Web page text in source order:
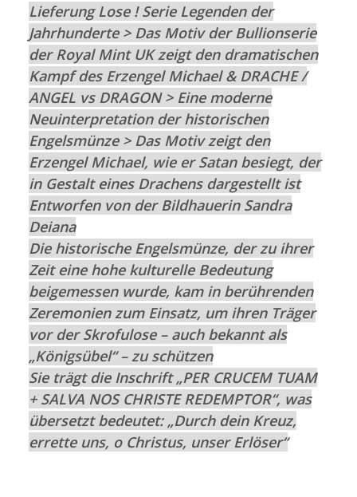
Lieferung Lose !Serie Legenden der
Jahrhunderte > Das Motiv der Bullionserie
der Royal Mint UK zeigt den dramatischen
Kampf des Erzengel Michael & DRACHE /
ANGEL vs DRAGON > Eine moderne
Neuinterpretation der historischen
Engelsmünze > Das Motiv zeigt den
Erzengel Michael, wie er Satan besiegt, der
in Gestalt eines Drachens dargestellt ist
Entworfen von der Bildhauerin Sandra
Deiana
Die historische Engelsmünze, der zu ihrer
Zeit eine hohe kulturelle Bedeutung
beigemessen wurde, kam in berührenden
Zeremonien zum Einsatz, um ihren Träger
vor der Skrofulose – auch bekannt als
„Königsübel“ – zu schützen
Sie trägt die Inschrift „PER CRUCEM TUAM
+ SALVA NOS CHRISTE REDEMPTOR“, was
übersetzt bedeutet: „Durch dein Kreuz,
errette uns, o Christus, unser Erlöser“